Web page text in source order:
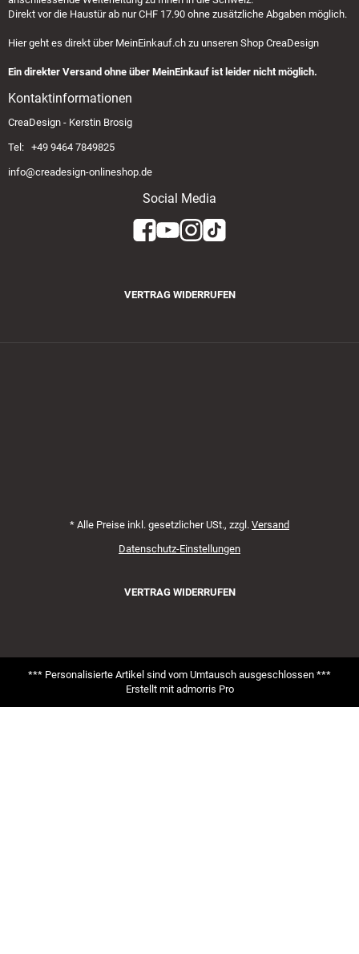
Direkt vor die Haustür ab nur CHF 17.90 ohne zusätzliche Abgaben möglich.
Hier geht es direkt über MeinEinkauf.ch zu unseren Shop CreaDesign
Ein direkter Versand ohne über MeinEinkauf ist leider nicht möglich.
Kontaktinformationen
CreaDesign - Kerstin Brosig
Tel: +49 9464 7849825
info@creadesign-onlineshop.de
Social Media
VERTRAG WIDERRUFEN
* Alle Preise inkl. gesetzlicher USt., zzgl. Versand
Datenschutz-Einstellungen
VERTRAG WIDERRUFEN
*** Personalisierte Artikel sind vom Umtausch ausgeschlossen ***
Erstellt mit admorris Pro